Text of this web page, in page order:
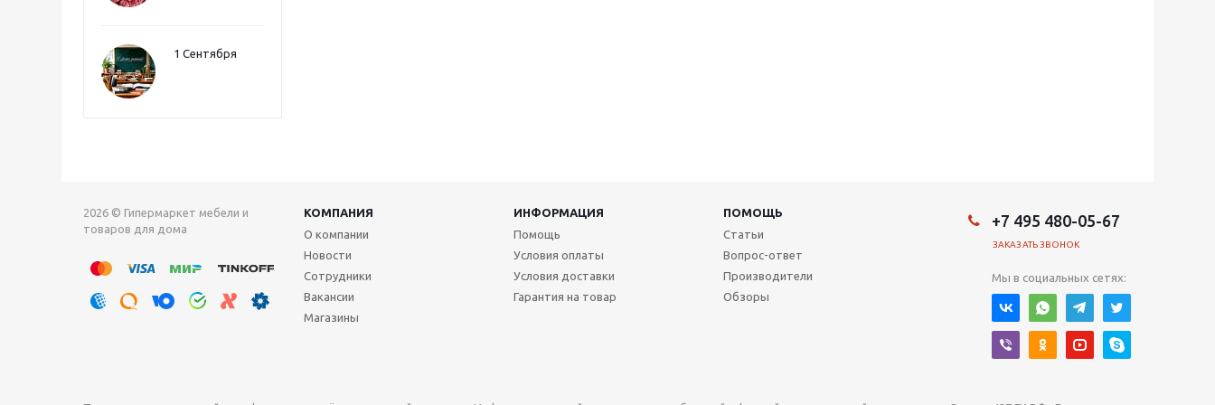
1 Сентября
2026 © Гипермаркет мебели и
товаров для дома
КОМПАНИЯ ИНФОРМАЦИЯ
ПОМОЩЬ
О компании
Новости
Сотрудники
Вакансии
Магазины
Помощь
Условия оплаты
Условия доставки
Гарантия на товар
Статьи
Вопрос-ответ
Производители
Обзоры
+7 495 480-05-67
ЗАКАЗАТЬ ЗВОНОК
Мы в социальных сетях: